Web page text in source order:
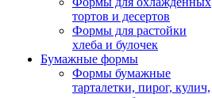
тортов и десертов
Формы для растойки
хлеба и булочек
Бумажные формы
Формы бумажные
тарталетки, пирог, кулич,